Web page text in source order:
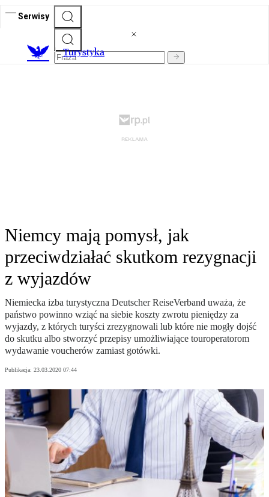
Serwisy
Turystyka
Niemcy mają pomysł, jak
przeciwdziałać skutkom rezygnacji
z wyjazdów
Niemiecka izba turystyczna Deutscher ReiseVerband uważa, że
państwo powinno wziąć na siebie koszty zwrotu pieniędzy za
wyjazdy, z których turyści zrezygnowali lub które nie mogły dojść
do skutku albo stworzyć przepisy umożliwiające touroperatorom
wydawanie voucherów zamiast gotówki.
Publikacja: 23.03.2020 07:44